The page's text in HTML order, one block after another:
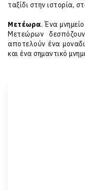
ταξίδι στην ιστορία,
Μετέωρα. Ένα
Μετεώρων
αποτελούν ένα
και ένα σημαντικό